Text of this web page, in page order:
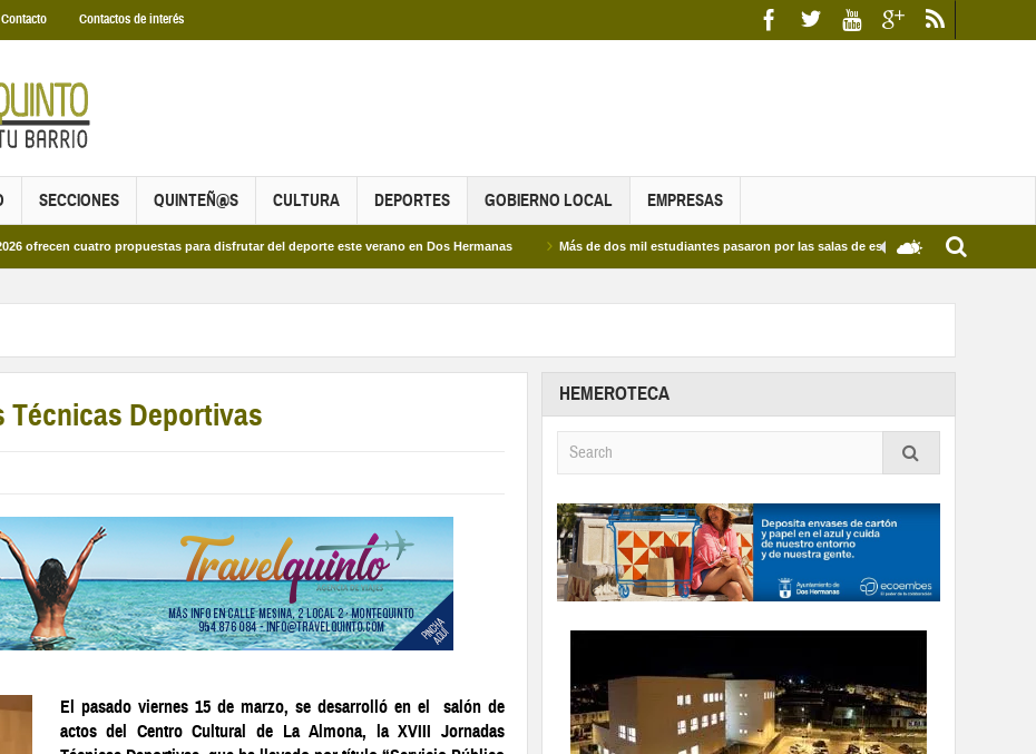
Contacto Contactos de interés
SECCIONES QUINTEÑ@S CULTURA DEPORTES GOBIERNO LOCAL EMPRESAS
cuatro propuestas para disfrutar del deporte este verano en Dos Hermanas Más de dos mil estudiantes pasaron por las salas de estudio de las Bibliotecas
Técnicas Deportivas
El pasado viernes 15 de marzo, se desarrolló en el salón de
actos del Centro Cultural de La Almona, la XVIII Jornadas
HEMEROTECA